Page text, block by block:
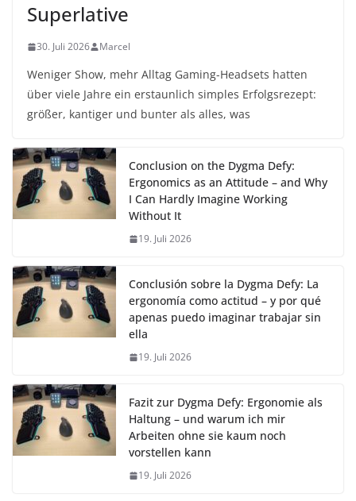
Superlative
30. Juli 2026 Marcel
Weniger Show, mehr Alltag Gaming-Headsets hatten
über viele Jahre ein erstaunlich simples Erfolgsrezept:
größer, kantiger und bunter als alles, was
Conclusion on the Dygma Defy:
Ergonomics as an Attitude – and Why
I Can Hardly Imagine Working
Without It
19. Juli 2026
Conclusión sobre la Dygma Defy: La
ergonomía como actitud – y por qué
apenas puedo imaginar trabajar sin
ella
19. Juli 2026
Fazit zur Dygma Defy: Ergonomie als
Haltung – und warum ich mir
Arbeiten ohne sie kaum noch
vorstellen kann
19. Juli 2026